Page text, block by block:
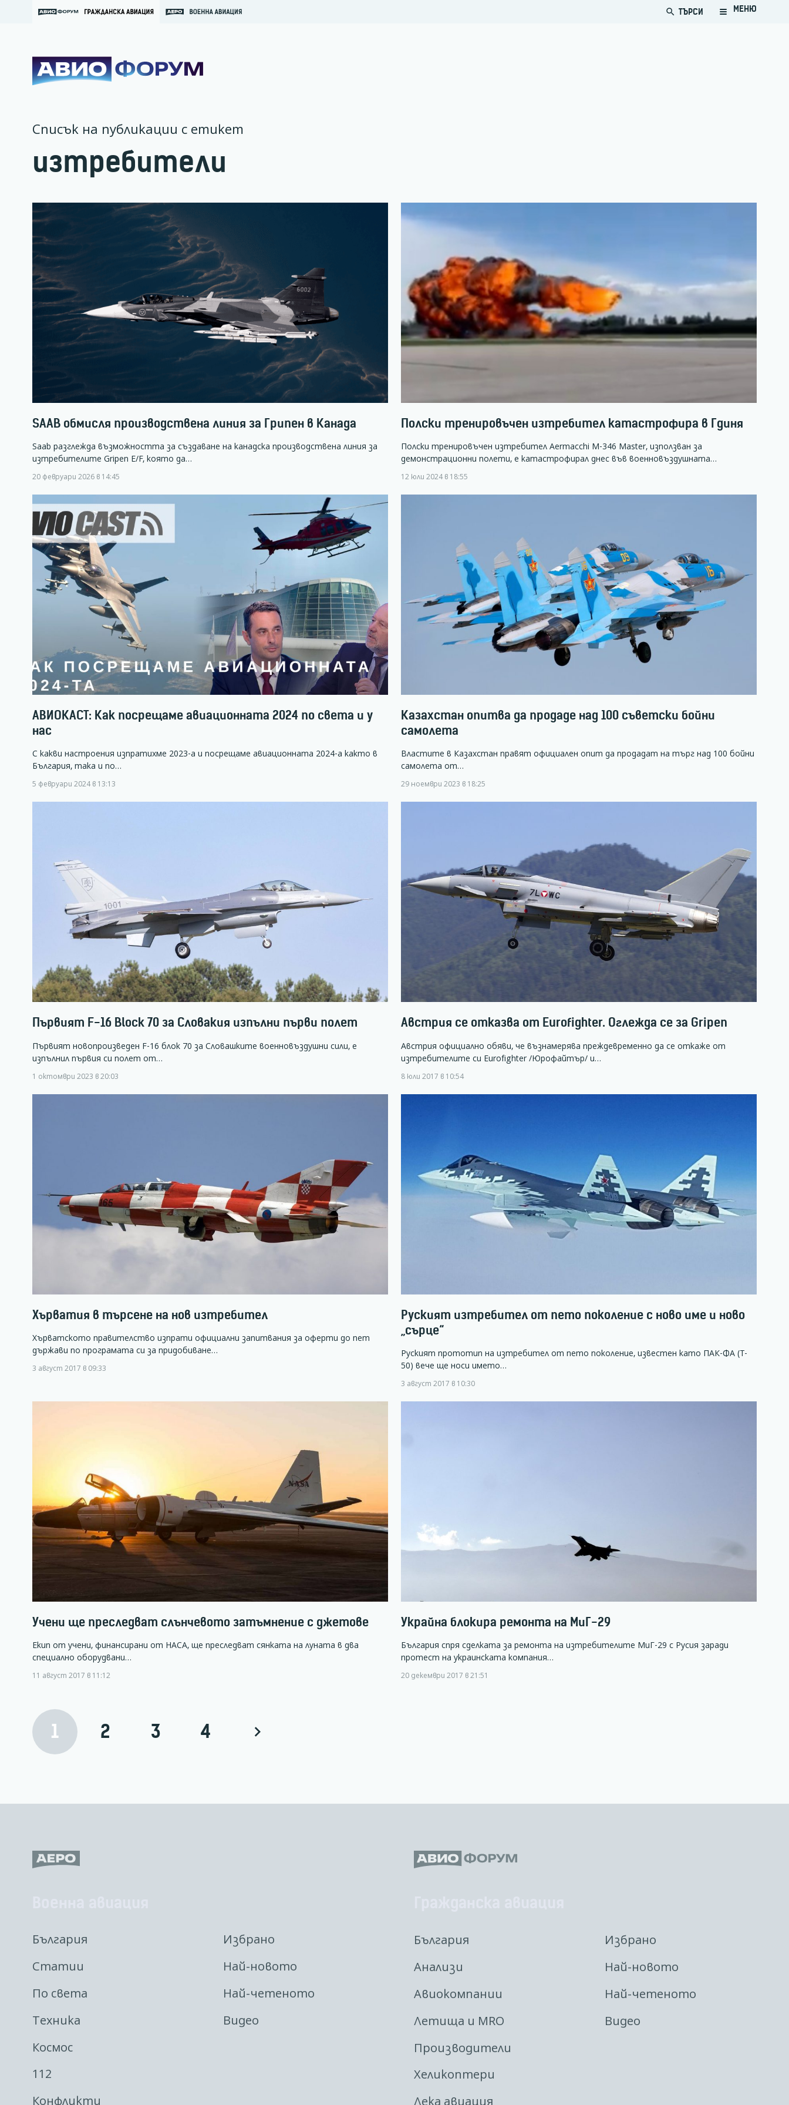
search ТЪРСИ МЕНЮ
Списък на публикации с етикет
изтребители
SAAB обмисля производствена линия за Грипен в Канада
Saab разглежда възможността за създаване на канадска производствена линия за
изтребителите Gripen E/F, която да…
20 февруари 2026 в 14:45
Полски тренировъчен изтребител катастрофира в Гдиня
Полски тренировъчен изтребител Aermacchi M-346 Master, използван за
демонстрационни полети, е катастрофирал днес във военновъздушната…
12 юли 2024 в 18:55
АВИОКАСТ: Как посрещаме авиационната 2024 по света и у
нас
С какви настроения изпратихме 2023-а и посрещаме авиационната 2024-а както в
България, така и по…
5 февруари 2024 в 13:13
Казахстан опитва да продаде над 100 съветски бойни
самолета
Властите в Казахстан правят официален опит да продадат на търг над 100 бойни
самолета от…
29 ноември 2023 в 18:25
Първият F-16 Block 70 за Словакия изпълни първи полет
Първият новопроизведен F-16 блок 70 за Словашките военновъздушни сили, е
изпълнил първия си полет от…
1 октомври 2023 в 20:03
Австрия се отказва от Eurofighter. Оглежда се за Gripen
Австрия официално обяви, че възнамерява преждевременно да се откаже от
изтребителите си Eurofighter /Юрофайтър/ и…
8 юли 2017 в 10:54
Хърватия в търсене на нов изтребител
Хърватското правителство изпрати официални запитвания за оферти до пет
държави по програмата си за придобиване…
3 август 2017 в 09:33
Руският изтребител от пето поколение с ново име и ново
„сърце“
Руският прототип на изтребител от пето поколение, известен като ПАК-ФА (T-
50) вече ще носи името…
3 август 2017 в 10:30
Учени ще преследват слънчевото затъмнение с джетове
Екип от учени, финансирани от НАСА, ще преследват сянката на луната в два
специално оборудвани…
11 август 2017 в 11:12
Украйна блокира ремонта на МиГ-29
България спря сделката за ремонта на изтребителите МиГ-29 с Русия заради
протест на украинската компания…
20 декември 2017 в 21:51
1 2 3 4
България
Статии
По света
Техника
Космос
112
Конфликти
Избрано
Най-новото
Най-четеното
Видео
България
Анализи
Авиокомпании
Летища и MRO
Производители
Хеликоптери
Лека авиация
Избрано
Най-новото
Най-четеното
Видео